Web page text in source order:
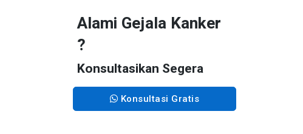
Alami Gejala Kanker
?
Konsultasikan Segera
Konsultasi Gratis